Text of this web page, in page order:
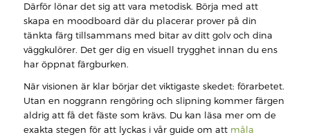
Därför lönar det sig att vara metodisk. Börja med att
skapa en moodboard där du placerar prover på din
tänkta färg tillsammans med bitar av ditt golv och dina
väggkulörer. Det ger dig en visuell trygghet innan du ens
har öppnat färgburken.
När visionen är klar börjar det viktigaste skedet: förarbetet.
Utan en noggrann rengöring och slipning kommer färgen
aldrig att få det fäste som krävs. Du kan läsa mer om de
exakta stegen för att lyckas i vår guide om att måla